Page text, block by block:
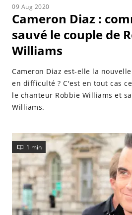
09 Aug 2020
Cameron Diaz :
sauvé le couple de
Williams
Cameron Diaz est-elle la
en difficulté ? C'est en tout cas
le chanteur Robbie Williams et
Williams.
1 min